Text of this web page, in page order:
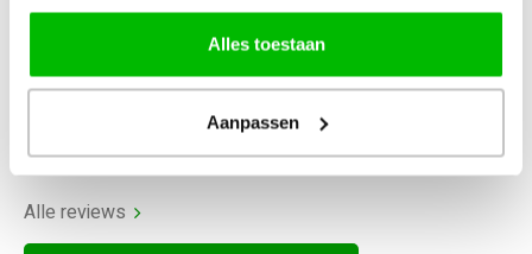
Alles toestaan
Aanpassen
0Reviews
Alle reviews